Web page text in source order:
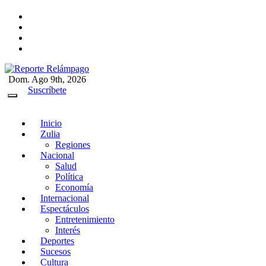
contenido
Reporte Relámpago
Claridad y rigor en cada noticia
Dom. Ago 9th, 2026
Suscríbete
Inicio
Zulia
Regiones
Nacional
Salud
Política
Economía
Internacional
Espectáculos
Entretenimiento
Interés
Deportes
Sucesos
Cultura